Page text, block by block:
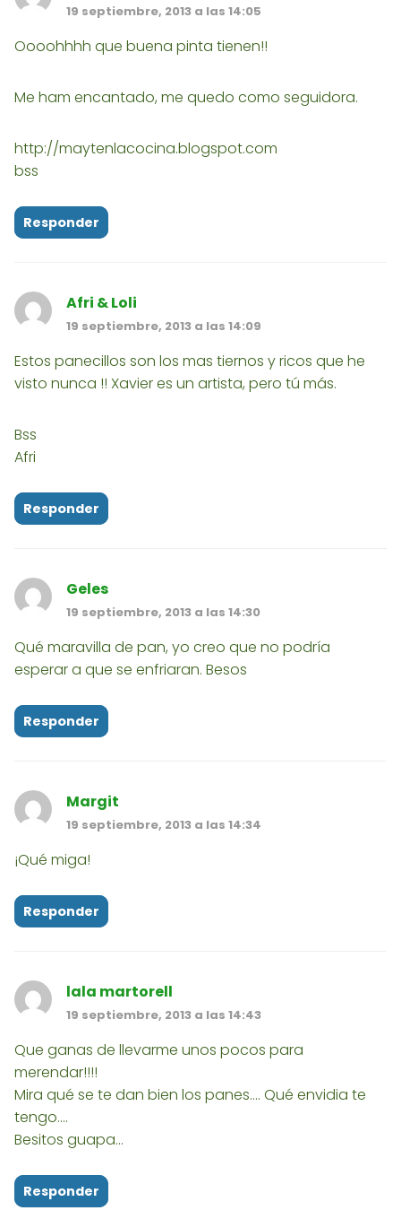
19 septiembre, 2013 a las 14:05
Oooohhhh que buena pinta tienen!!
Me ham encantado, me quedo como seguidora.
http://maytenlacocina.blogspot.com
bss
Responder
Afri & Loli
19 septiembre, 2013 a las 14:09
Estos panecillos son los mas tiernos y ricos que he
visto nunca !! Xavier es un artista, pero tú más.
Bss
Afri
Responder
Geles
19 septiembre, 2013 a las 14:30
Qué maravilla de pan, yo creo que no podría
esperar a que se enfriaran. Besos
Responder
Margit
19 septiembre, 2013 a las 14:34
¡Qué miga!
Responder
lala martorell
19 septiembre, 2013 a las 14:43
Que ganas de llevarme unos pocos para
merendar!!!!
Mira qué se te dan bien los panes.... Qué envidia te
tengo....
Besitos guapa...
Responder